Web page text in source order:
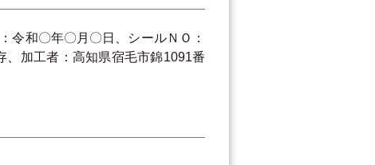
令和〇年〇月〇日、シールＮＯ：
加工者：高知県宿毛市錦1091番